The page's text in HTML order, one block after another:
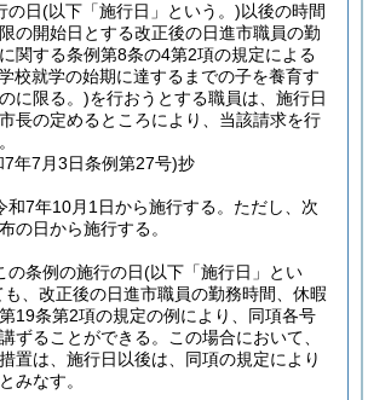
の日(以下「施行日」という。)以後の時間
の開始日とする改正後の日進市職員の勤
関する条例第8条の4第2項の規定による
校就学の始期に達するまでの子を養育す
に限る。)を行おうとする職員は、施行日
長の定めるところにより、当該請求を行
7年7月3日条例第27号)抄
和7年10月1日から施行する。 ただし、次
の日から施行する。
の条例の施行の日(以下「施行日」とい
、改正後の日進市職員の勤務時間、休暇
19条第2項の規定の例により、同項各号
ずることができる。
この場合において、
置は、施行日以後は、同項の規定により
みなす。